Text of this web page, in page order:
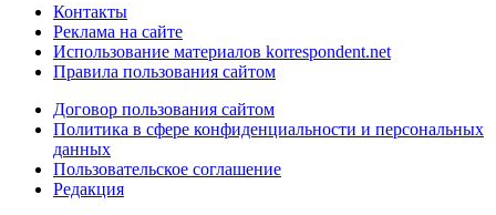
Контакты
Реклама на сайте
Использование материалов korrespondent.net
Правила пользования сайтом
Договор пользования сайтом
Политика в сфере конфиденциальности и персональных
данных
Пользовательское соглашение
Редакция